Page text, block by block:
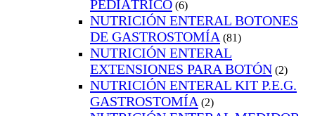
PEDIÁTRICO (6)
NUTRICIÓN ENTERAL BOTONES
DE GASTROSTOMÍA (81)
NUTRICIÓN ENTERAL
EXTENSIONES PARA BOTÓN (2)
NUTRICIÓN ENTERAL KIT P.E.G.
GASTROSTOMÍA (2)